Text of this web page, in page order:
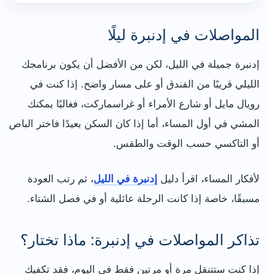
المواصلات في إدنبرة ليلًا
إدنبرة جميلة في الليل، لكن من الأفضل أن يكون برنامجك
الليلي قريبًا من الفندق أو على مسار واضح. إذا كنت في
رويال مايل أو شارع الأمراء أو غراسماركت، فغالبًا يمكنك
المشي في أول المساء، أما إذا كان السكن بعيدًا فاختر الباص
أو التاكسي حسب الوقت والطقس.
لأفكار المساء، اقرأ دليل إدنبرة في الليل، ثم رتب العودة
مسبقًا، خاصة إذا كانت الرحلة عائلية أو في فصل الشتاء.
تذاكر المواصلات في إدنبرة: ماذا تختار؟
إذا كنت ستتنقل مرة أو مرتين فقط في اليوم، فقد تكفيك